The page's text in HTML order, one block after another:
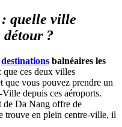
quelle ville
?
destinations balnéaires les
que ces deux villes
que vous pouvez prendre un
depuis ces aéroports.
de Da Nang offre de
trouve en plein centre-ville, il